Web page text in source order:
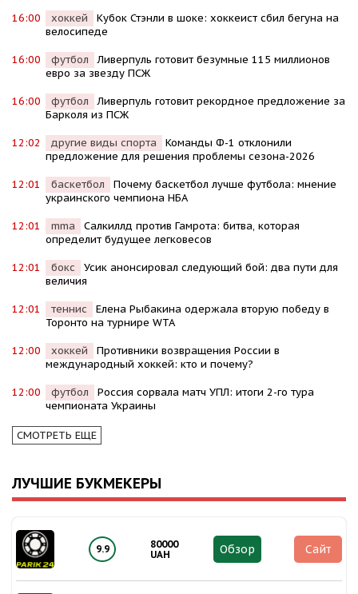
16:00 хоккей
Кубок Стэнли в шоке: хоккеист сбил бегуна на
велосипеде
16:00 футбол
Ливерпуль готовит безумные 115 миллионов
евро за звезду ПСЖ
16:00 футбол
Ливерпуль готовит рекордное предложение за
Барколя из ПСЖ
12:02 другие виды спорта
Команды Ф-1 отклонили
предложение для решения проблемы сезона-2026
12:01 баскетбол
Почему баскетбол лучше футбола: мнение
украинского чемпиона НБА
12:01 mma
Салкиллд против Гамрота: битва, которая
определит будущее легковесов
12:01 бокс
Усик анонсировал следующий бой: два пути для
величия
12:01 теннис
Елена Рыбакина одержала вторую победу в
Торонто на турнире WTA
12:00 хоккей
Противники возвращения России в
международный хоккей: кто и почему?
12:00 футбол
Россия сорвала матч УПЛ: итоги 2-го тура
чемпионата Украины
СМОТРЕТЬ ЕЩЕ
ЛУЧШИЕ БУКМЕКЕРЫ
9.9
80000
UAH
Обзор Сайт